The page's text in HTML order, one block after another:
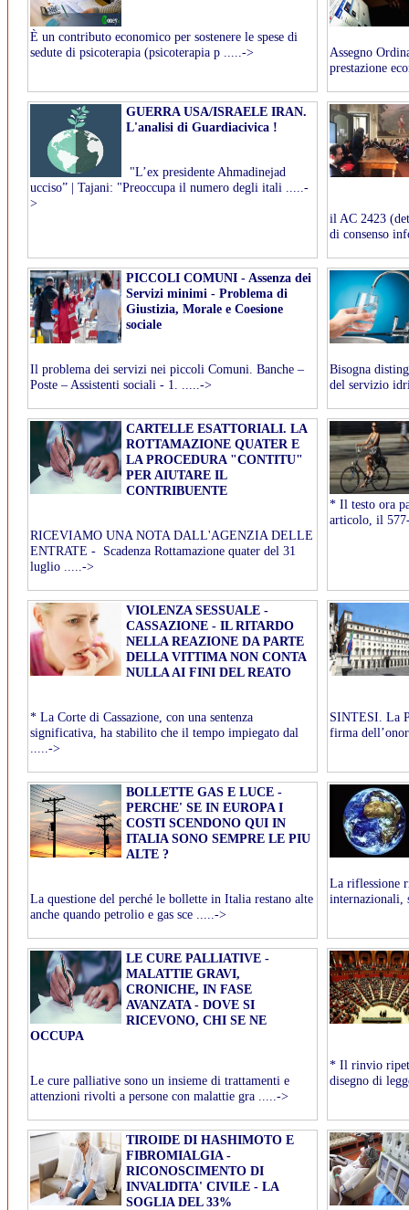
È un contributo economico per sostenere le spese di
sedute di psicoterapia (psicoterapia p .....->
Assegno
prestazione
GUERRA USA/ISRAELE IRAN.
L'analisi di Guardiacivica !
"L’ex presidente Ahmadinejad
ucciso” | Tajani: "Preoccupa il numero degli itali .....-
>
il AC 2423
di consenso
PICCOLI COMUNI - Assenza dei
Servizi minimi - Problema di
Giustizia, Morale e Coesione
sociale
Il problema dei servizi nei piccoli Comuni. Banche –
Poste – Assistenti sociali - 1. .....->
Bisogna
del servizio
CARTELLE ESATTORIALI. LA
ROTTAMAZIONE QUATER E
LA PROCEDURA "CONTITU"
PER AIUTARE IL
CONTRIBUENTE
RICEVIAMO UNA NOTA DALL'AGENZIA DELLE
ENTRATE - Scadenza Rottamazione quater del 31
luglio .....->
* Il testo ora
articolo, il
VIOLENZA SESSUALE -
CASSAZIONE - IL RITARDO
NELLA REAZIONE DA PARTE
DELLA VITTIMA NON CONTA
NULLA AI FINI DEL REATO
* La Corte di Cassazione, con una sentenza
significativa, ha stabilito che il tempo impiegato dal
.....->
SINTESI. La
firma
BOLLETTE GAS E LUCE -
PERCHE' SE IN EUROPA I
COSTI SCENDONO QUI IN
ITALIA SONO SEMPRE LE PIU
ALTE ?
La questione del perché le bollette in Italia restano alte
anche quando petrolio e gas sce .....->
La riflessione
internazionali,
LE CURE PALLIATIVE -
MALATTIE GRAVI,
CRONICHE, IN FASE
AVANZATA - DOVE SI
RICEVONO, CHI SE NE
OCCUPA
Le cure palliative sono un insieme di trattamenti e
attenzioni rivolti a persone con malattie gra .....->
* Il rinvio
disegno di
TIROIDE DI HASHIMOTO E
FIBROMIALGIA -
RICONOSCIMENTO DI
INVALIDITA' CIVILE - LA
SOGLIA DEL 33%